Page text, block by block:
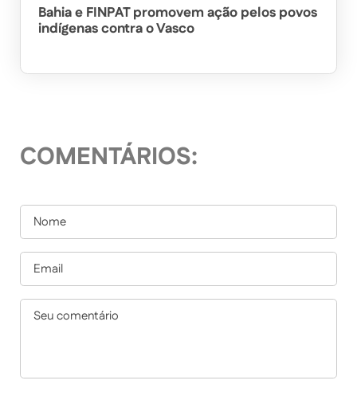
Bahia e FINPAT promovem ação pelos povos
indígenas contra o Vasco
COMENTÁRIOS: